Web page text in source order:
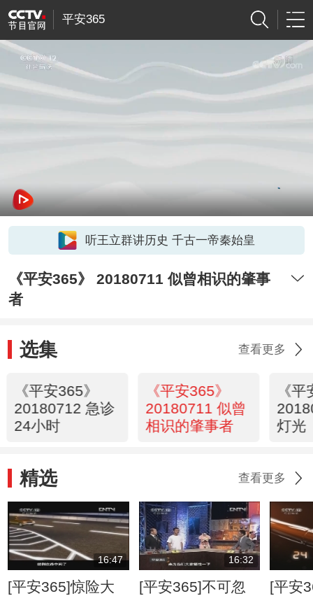
平安365
听王立群讲历史 千古一帝秦始皇
《平安365》 20180711 似曾相识的肇事
者
选集 查看更多
《平安365》
20180712 急诊
24小时
《平安365》
20180711 似曾
相识的肇事者
《
灯光
精选 查看更多
16:47
[平安365]惊险大
16:32
[平安365]不可忽
[平安